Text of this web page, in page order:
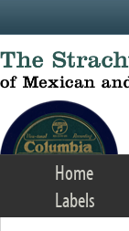
Home
Labels